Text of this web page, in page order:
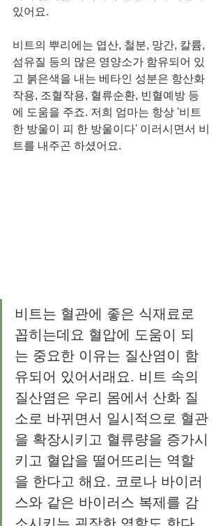
있어요.
비트의 뿌리에는 엽산, 철분, 망간, 칼륨,
섬유질 등의 많은 영양소가 함유되어 있
고 붉은색을 내는 베타인 성분은 항산화
작용, 조혈작용, 혈류순환, 빈혈예방 등
에 도움을 주죠. 저희 엄마는 항상 '비트
한 방울이 피 한 방울이다' 이러시면서 비
트를 내주곤 하셨어요.
비트는 혈관에 좋은 식재료로
꼽히는데요 혈압에 도움이 되
는 중요한 이유는 질산염이 함
유되어 있어서래요. 비트 속의
질산염은 우리 몸에서 산화 질
소로 바뀌면서 일시적으로 혈관
을 확장시키고 혈류량을 증가시
키고 혈압을 떨어뜨리는 역할
을 한다고 해요. 코로나 바이러
스와 같은 바이러스 복제를 감